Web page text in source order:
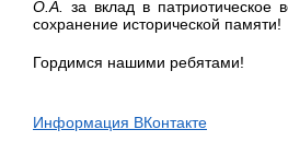
О.А. за вклад в патриотическое
сохранение исторической памяти!
Гордимся нашими ребятами!
Информация ВКонтакте